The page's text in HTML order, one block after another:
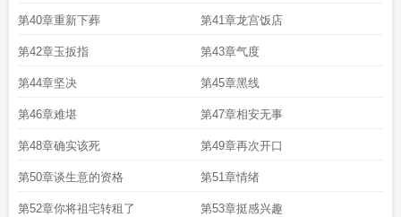
第40章重新下葬 第41章龙宫饭店
第42章玉扳指 第43章气度
第44章坚决 第45章黑线
第46章难堪 第47章相安无事
第48章确实该死 第49章再次开口
第50章谈生意的资格 第51章情绪
第52章你将祖宅转租了 第53章挺感兴趣